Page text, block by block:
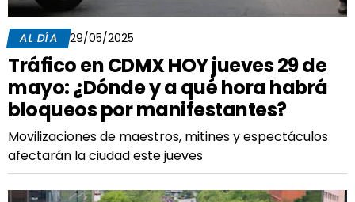
AL DÍA 29/05/2025
Tráfico en CDMX HOY jueves 29 de
mayo: ¿Dónde y a qué hora habrá
bloqueos por manifestantes?
Movilizaciones de maestros, mitines y espectáculos
afectarán la ciudad este jueves